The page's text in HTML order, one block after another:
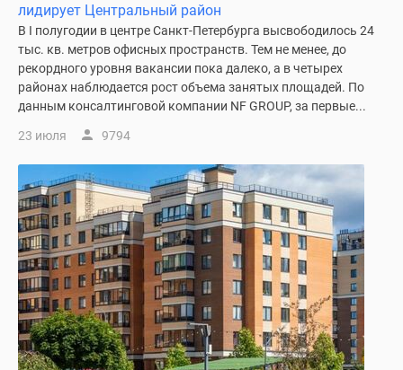
лидирует Центральный район
В I полугодии в центре Санкт-Петербурга высвободилось 24
тыс. кв. метров офисных пространств. Тем не менее, до
рекордного уровня вакансии пока далеко, а в четырех
районах наблюдается рост объема занятых площадей. По
данным консалтинговой компании NF GROUP, за первые...
23 июля 9794